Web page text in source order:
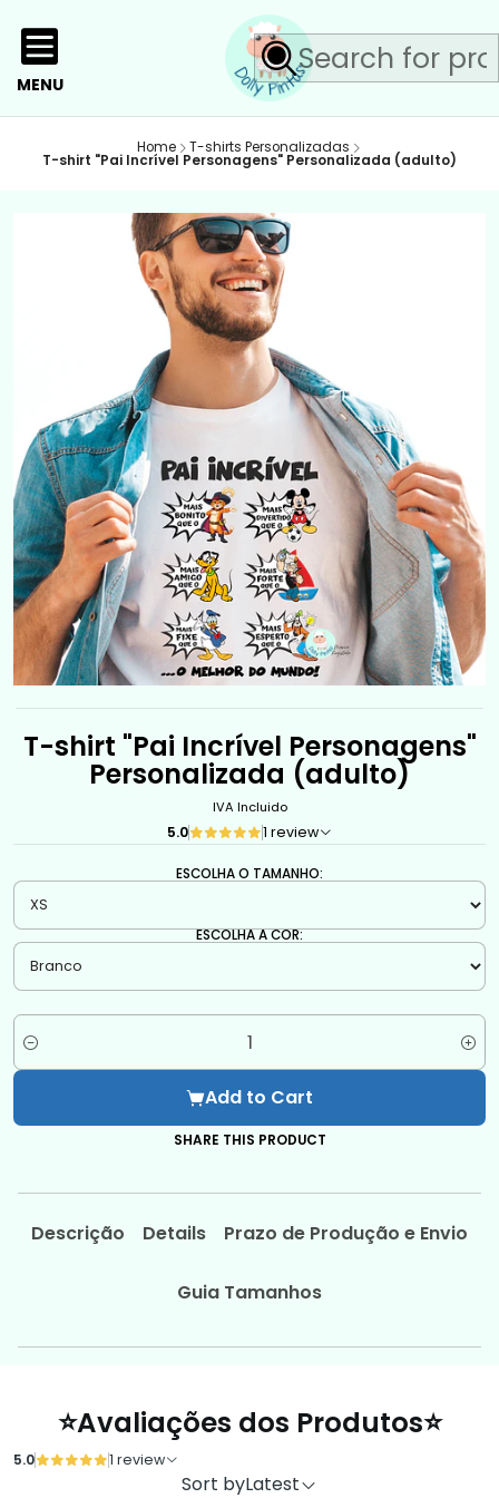
MENU
Home T-shirts Personalizadas
T-shirt "Pai Incrível Personagens" Personalizada (adulto)
T-shirt "Pai Incrível Personagens"
Personalizada (adulto)
IVA Incluido
5.0 1 review
ESCOLHA O TAMANHO:
ESCOLHA A COR:
Quantity
Add to Cart
SHARE THIS PRODUCT
Descrição Details Prazo de Produção e Envio
Guia Tamanhos
⭐Avaliações dos Produtos⭐
5.0 1 review
Sort byLatest